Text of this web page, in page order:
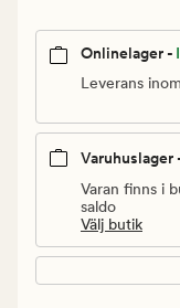
Onlinelager -
Leverans
Varuhuslager
Varan finns i
saldo
Välj butik